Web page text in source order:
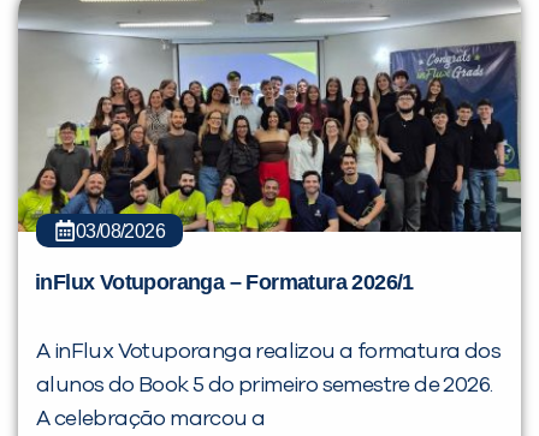
03/08/2026
inFlux Votuporanga – Formatura 2026/1
A inFlux Votuporanga realizou a formatura dos
alunos do Book 5 do primeiro semestre de 2026.
A celebração marcou a